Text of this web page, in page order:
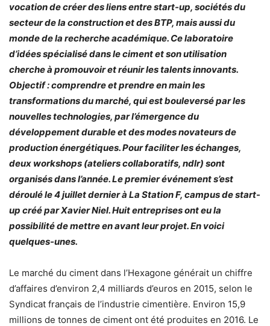
vocation de créer des liens entre start-up, sociétés du
secteur de la construction et des BTP, mais aussi du
monde de la recherche académique. Ce laboratoire
d’idées spécialisé dans le ciment et son utilisation
cherche à promouvoir et réunir les talents innovants.
Objectif : comprendre et prendre en main les
transformations du marché, qui est bouleversé par les
nouvelles technologies, par l’émergence du
développement durable et des modes novateurs de
production énergétiques. Pour faciliter les échanges,
deux workshops (ateliers collaboratifs, ndlr) sont
organisés dans l’année. Le premier événement s’est
déroulé le 4 juillet dernier à La Station F, campus de start-
up créé par Xavier Niel. Huit entreprises ont eu la
possibilité de mettre en avant leur projet. En voici
quelques-unes.
Le marché du ciment dans l’Hexagone générait un chiffre
d’affaires d’environ 2,4 milliards d’euros en 2015, selon le
Syndicat français de l’industrie cimentière. Environ 15,9
millions de tonnes de ciment ont été produites en 2016. Le